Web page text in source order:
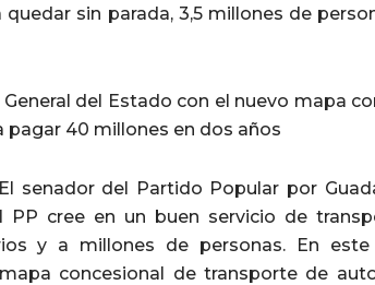
quedar sin parada, 3,5 millones de
del Estado con el nuevo mapa
pagar 40 millones en dos años
senador del Partido Popular por
PP cree en un buen servicio de
y a millones de personas. En
concesional de transporte de